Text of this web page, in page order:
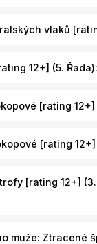
vlaků
12+] (5.
[rating 12+]
[rating 12+]
[rating 12+] (3.
muže: Ztracené